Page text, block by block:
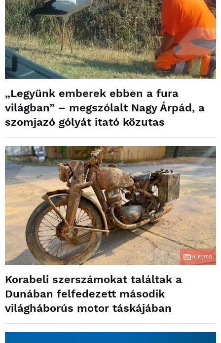
„Legyünk emberek ebben a fura
világban” – megszólalt Nagy Árpád, a
szomjazó gólyát itató közutas
11 FOTÓ
Korabeli szerszámokat találtak a
Dunában felfedezett második
világháborús motor táskájában